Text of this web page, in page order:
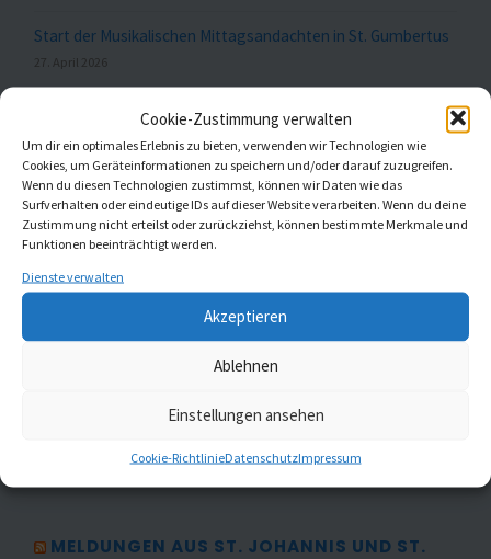
Cookie-Zustimmung verwalten
Um dir ein optimales Erlebnis zu bieten, verwenden wir Technologien wie
Cookies, um Geräteinformationen zu speichern und/oder darauf zuzugreifen.
Wenn du diesen Technologien zustimmst, können wir Daten wie das
Surfverhalten oder eindeutige IDs auf dieser Website verarbeiten. Wenn du deine
Zustimmung nicht erteilst oder zurückziehst, können bestimmte Merkmale und
Funktionen beeinträchtigt werden.
Dienste verwalten
Akzeptieren
Ablehnen
Einstellungen ansehen
Cookie-RichtlinieDatenschutzImpressum
Start der Musikalischen Mittagsandachten in St. Gumbertus
27. April 2026
Meldungen nach Themen
Aktuell(20)
Gottesdienste(1)
Kaleidoskop Kirchenmusik(1)
MELDUNGEN AUS ST. JOHANNIS UND ST.